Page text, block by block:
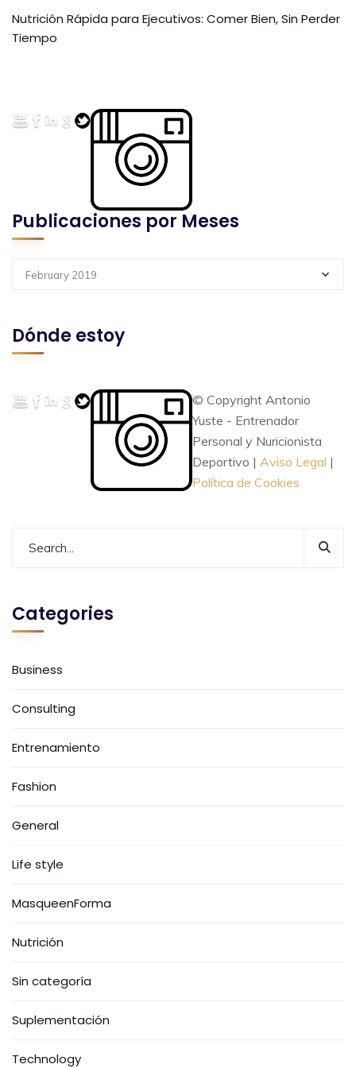
Nutrición Rápida para Ejecutivos: Comer Bien, Sin Perder
Tiempo
Publicaciones por Meses
February 2019
Dónde estoy
© Copyright Antonio
Yuste - Entrenador
Personal y Nuricionista
Deportivo | Aviso Legal |
Política de Cookies
Categories
Business
Consulting
Entrenamiento
Fashion
General
Life style
MasqueenForma
Nutrición
Sin categoría
Suplementación
Technology